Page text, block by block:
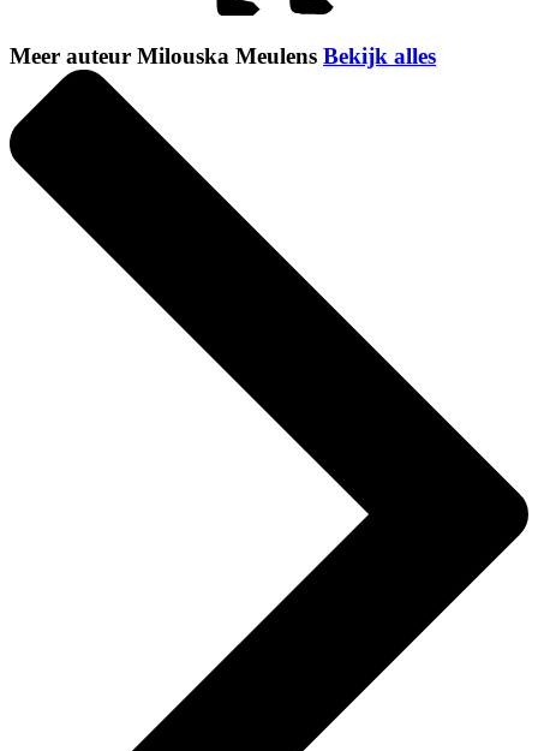
Meer auteur Milouska Meulens Bekijk alles